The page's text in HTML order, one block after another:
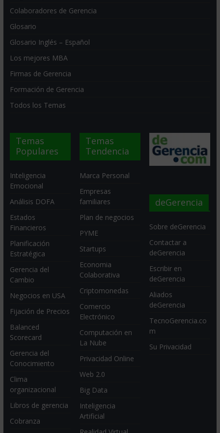
Colaboradores de Gerencia
Glosario
Glosario Inglés – Español
Los mejores MBA
Firmas de Gerencia
Formación de Gerencia
Todos los Temas
Temas
Populares
Inteligencia
Emocional
Análisis DOFA
Estados
Financieros
Planificación
Estratégica
Gerencia del
Cambio
Negocios en USA
Fijación de Precios
Balanced
Scorecard
Gerencia del
Conocimiento
Clima
organizacional
Libros de gerencia
Cobranza
Temas
Tendencia
Marca Personal
Empresas
familiares
Plan de negocios
PYME
Startups
Economia
Colaborativa
Criptomonedas
Comercio
Electrónico
Computación en
La Nube
Privacidad Online
Web 2.0
Big Data
Inteligencia
Artificial
deGerencia
Sobre deGerencia
Contactar a
deGerencia
Escribir en
deGerencia
Aliados
deGerencia
TecnoGerencia.co
m
Su Privacidad